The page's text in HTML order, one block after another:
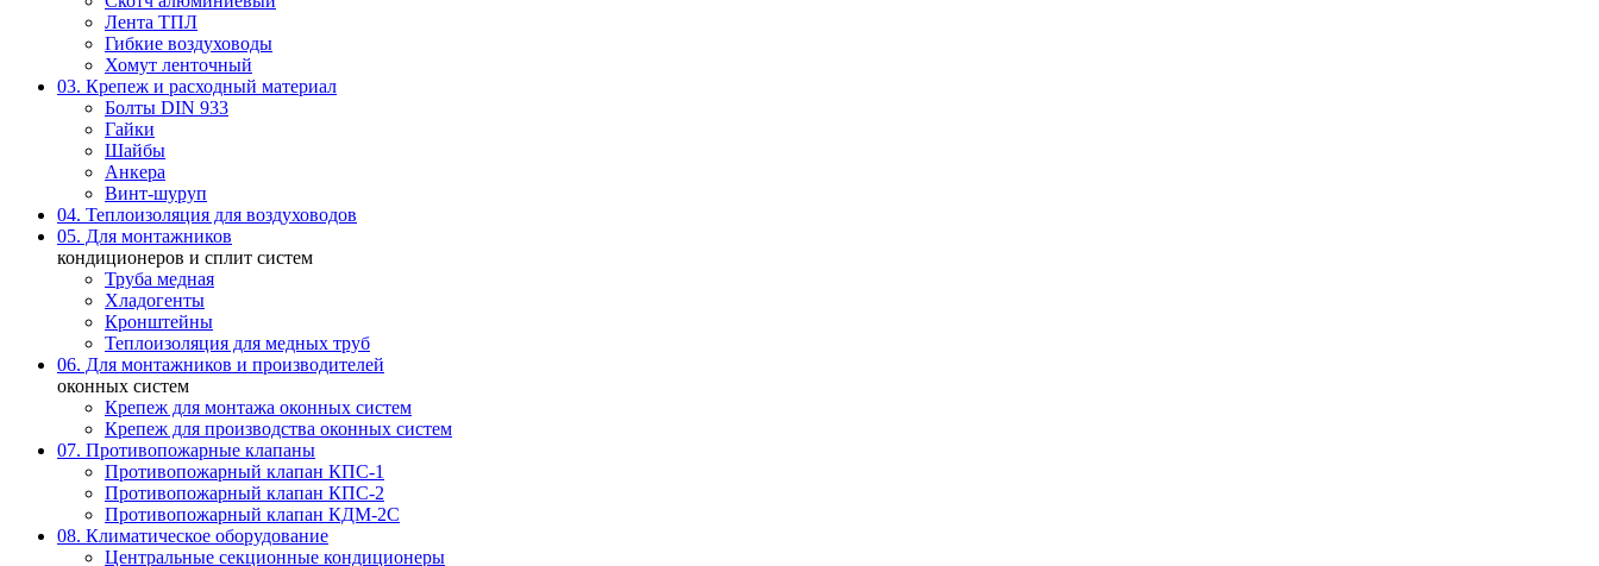
Лента ТПЛ
Гибкие воздуховоды
Хомут ленточный
03. Крепеж и расходный материал
Болты DIN 933
Гайки
Шайбы
Анкера
Винт-шуруп
04. Теплоизоляция для воздуховодов
05. Для монтажников
кондиционеров и сплит систем
Труба медная
Хладогенты
Кронштейны
Теплоизоляция для медных труб
06. Для монтажников и производителей
оконных систем
Крепеж для монтажа оконных систем
Крепеж для производства оконных систем
07. Противопожарные клапаны
Противопожарный клапан КПС-1
Противопожарный клапан КПС-2
Противопожарный клапан КДМ-2С
08. Климатическое оборудование
Центральные секционные кондиционеры